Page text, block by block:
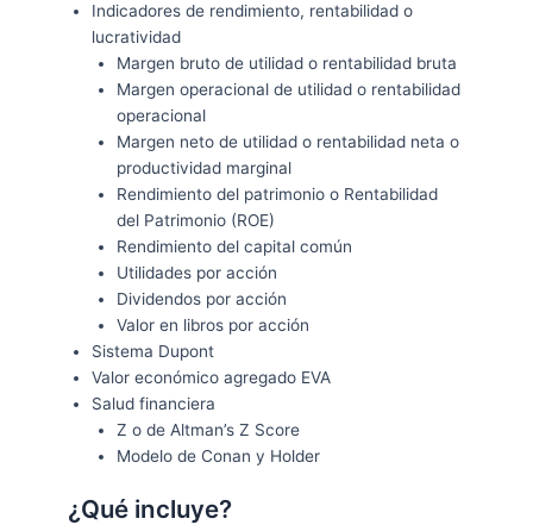
Indicadores de rendimiento, rentabilidad o
lucratividad
Margen bruto de utilidad o rentabilidad bruta
Margen operacional de utilidad o rentabilidad
operacional
Margen neto de utilidad o rentabilidad neta o
productividad marginal
Rendimiento del patrimonio o Rentabilidad
del Patrimonio (ROE)
Rendimiento del capital común
Utilidades por acción
Dividendos por acción
Valor en libros por acción
Sistema Dupont
Valor económico agregado EVA
Salud financiera
Z o de Altman’s Z Score
Modelo de Conan y Holder
¿Qué incluye?